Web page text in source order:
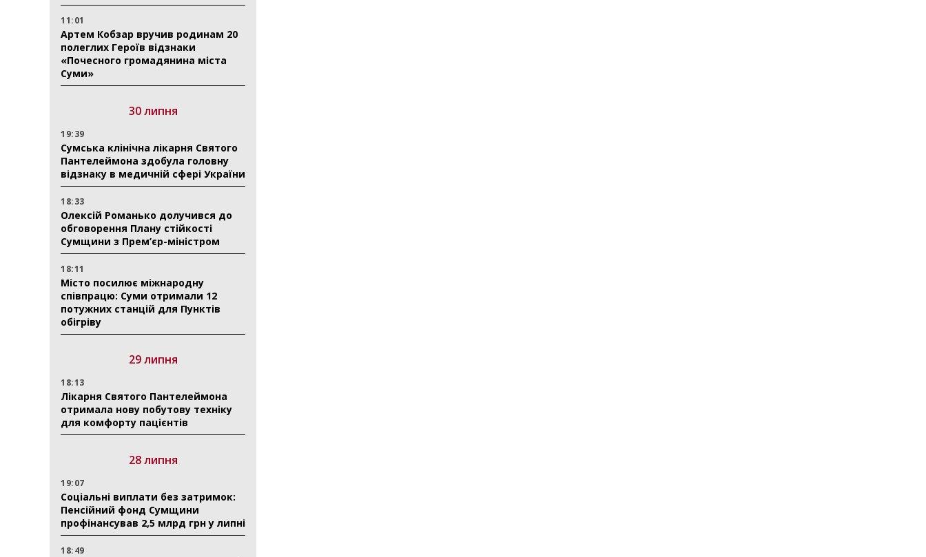
11:01
Артем Кобзар вручив родинам 20
полеглих Героїв відзнаки
«Почесного громадянина міста
Суми»
30 липня
19:39
Сумська клінічна лікарня Святого
Пантелеймона здобула головну
відзнаку в медичній сфері України
18:33
Олексій Романько долучився до
обговорення Плану стійкості
Сумщини з Прем’єр-міністром
18:11
Місто посилює міжнародну
співпрацю: Суми отримали 12
потужних станцій для Пунктів
обігріву
29 липня
18:13
Лікарня Святого Пантелеймона
отримала нову побутову техніку
для комфорту пацієнтів
28 липня
19:07
Соціальні виплати без затримок:
Пенсійний фонд Сумщини
профінансував 2,5 млрд грн у липні
18:49